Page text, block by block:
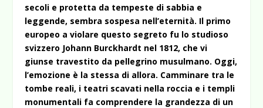
secoli e protetta da tempeste di sabbia e
leggende, sembra sospesa nell’eternità. Il primo
europeo a violare questo segreto fu lo studioso
svizzero Johann Burckhardt nel 1812, che vi
giunse travestito da pellegrino musulmano. Oggi,
l’emozione è la stessa di allora. Camminare tra le
tombe reali, i teatri scavati nella roccia e i templi
monumentali fa comprendere la grandezza di un